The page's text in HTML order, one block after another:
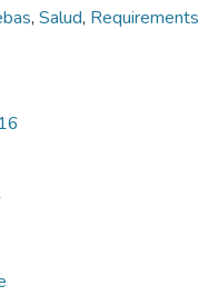
, Salud, Requirements